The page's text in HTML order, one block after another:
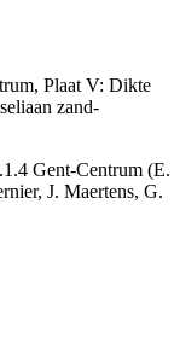
Plaat V: Dikte
zand-
Gent-Centrum (E.
J. Maertens, G.